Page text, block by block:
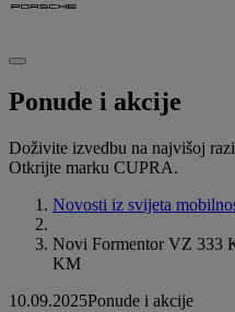
Ponude i akcije
Doživite izvedbu na najvišoj
Otkrijte marku CUPRA.
Novosti iz svijeta
Novi Formentor VZ 333
KM
10.09.2025Ponude i akcije